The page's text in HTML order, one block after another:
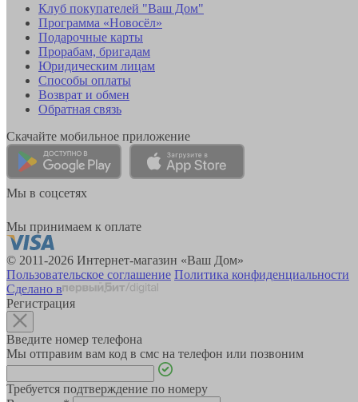
Клуб покупателей "Ваш Дом"
Программа «Новосёл»
Подарочные карты
Прорабам, бригадам
Юридическим лицам
Способы оплаты
Возврат и обмен
Обратная связь
Скачайте мобильное приложение
Мы в соцсетях
Мы принимаем к оплате
© 2011-2026 Интернет-магазин «Ваш Дом»
Пользовательское соглашение Политика конфиденциальности
Сделано в
Регистрация
Введите номер телефона
Мы отправим вам код в смс на телефон или позвоним
Требуется подтверждение по номеру